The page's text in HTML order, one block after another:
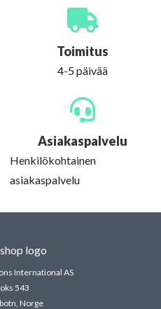
Toimitus
4-5 päivää
Asiakaspalvelu
Henkilökohtainen
asiakaspalvelu
International AS
543
Norge